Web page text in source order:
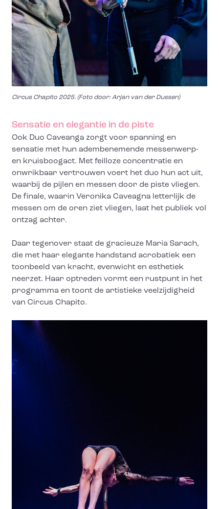
Circus Chapito 2025. (Foto door: Arjan van der Dussen)
Sensatie en elegantie in de piste
Ook Duo Caveanga zorgt voor spanning en
sensatie met hun adembenemende messenwerp-
en kruisboogact. Met feilloze concentratie en
onwrikbaar vertrouwen voert het duo hun act uit,
waarbij de pijlen en messen door de piste vliegen.
De finale, waarin Veronika Caveagna letterlijk de
messen om de oren ziet vliegen, laat het publiek vol
ontzag achter.
Daar tegenover staat de gracieuze Maria Sarach,
die met haar elegante handstand acrobatiek een
toonbeeld van kracht, evenwicht en esthetiek
neerzet. Haar optreden vormt een rustpunt in het
programma en toont de artistieke veelzijdigheid
van Circus Chapito.